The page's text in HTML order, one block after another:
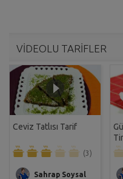
VİDEOLU TARİFLER
Ceviz Tatlısı Tarif
(3)
Sahrap Soysal